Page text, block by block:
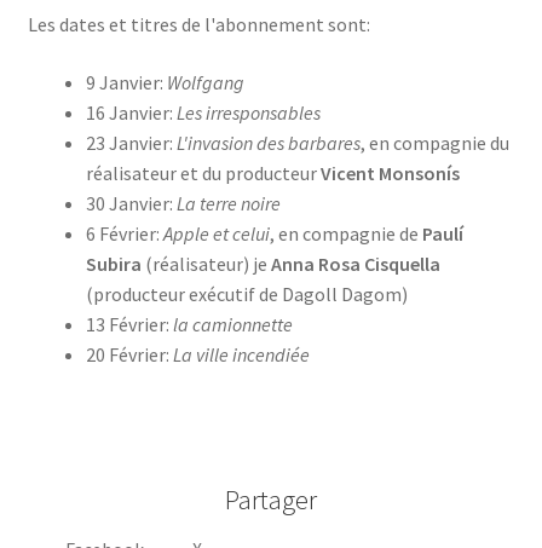
Les dates et titres de l'abonnement sont:
9 Janvier: Wolfgang
16 Janvier: Les irresponsables
23 Janvier: L'invasion des barbares, en compagnie du
réalisateur et du producteurVicent Monsonís
30 Janvier: La terre noire
6 Février: Apple et celui, en compagnie de Paulí
Subira (réalisateur) je Anna Rosa Cisquella
(producteur exécutif de Dagoll Dagom)
13 Février: la camionnette
20 Février: La ville incendiée
Partager